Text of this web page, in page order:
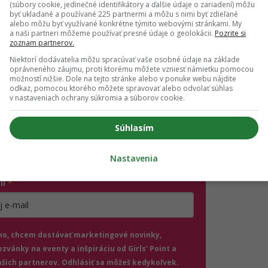
spôsobov, ako komunikujeme záujem a
že ich ignoruješ alebo sa nad nich povyšuješ. Niekedy
aby si ukázala, že naozaj počúvaš a si prítomná v
ti nič neutečie! 💌
vedieť o najnovšom Girls' Point evente ako prvá?
sa na odber e-mailových newslettrov.
si nezabudni skontrolovať e-mail a potvrď
*
chcem dostávať marketingové novinky,
na eventy a inšpiráciu od Girls' Point a
partnerov. Odhlásiť sa môžeš kedykoľvek.
(súbory cookie, jedinečné identifikátory a ďalšie údaje o zariadení) môžu
byť ukladané a používané 225 partnermi a môžu s nimi byť zdieľané
alebo môžu byť využívané konkrétne týmito webovými stránkami. My
a naši partneri môžeme používať presné údaje o geolokácii. Pozrite si
zoznam partnerov.
Niektorí dodávatelia môžu spracúvať vaše osobné údaje na základe
oprávneného záujmu, proti ktorému môžete vzniesť námietku pomocou
možností nižšie. Dole na tejto stránke alebo v ponuke webu nájdite
odkaz, pomocou ktorého môžete spravovať alebo odvolať súhlas
v nastaveniach ochrany súkromia a súborov cookie.
Súhlasím
Nastavenia